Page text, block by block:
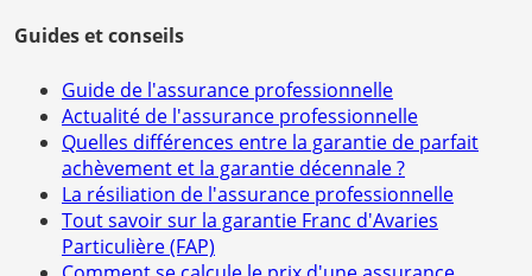
Guides et conseils
Guide de l'assurance professionnelle
Actualité de l'assurance professionnelle
Quelles différences entre la garantie de parfait
achèvement et la garantie décennale ?
La résiliation de l'assurance professionnelle
Tout savoir sur la garantie Franc d'Avaries
Particulière (FAP)